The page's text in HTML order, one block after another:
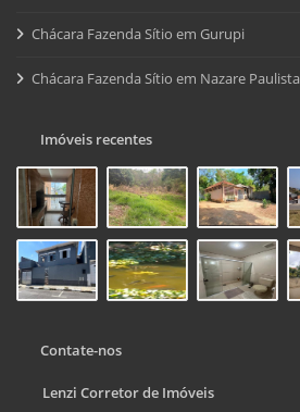
Chácara Fazenda Sítio em Gurupi
Chácara Fazenda Sítio em Nazare Paulista
Imóveis recentes
Contate-nos
Lenzi Corretor de Imóveis